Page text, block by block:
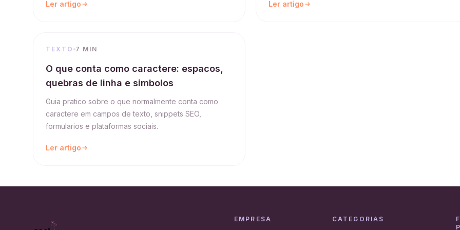
Ler artigo Ler artigo
TEXTO 7 MIN
O que conta como caractere: espacos,
quebras de linha e simbolos
Guia pratico sobre o que normalmente conta como
caractere em campos de texto, snippets SEO,
formularios e plataformas sociais.
Ler artigo
EMPRESA CATEGORIAS